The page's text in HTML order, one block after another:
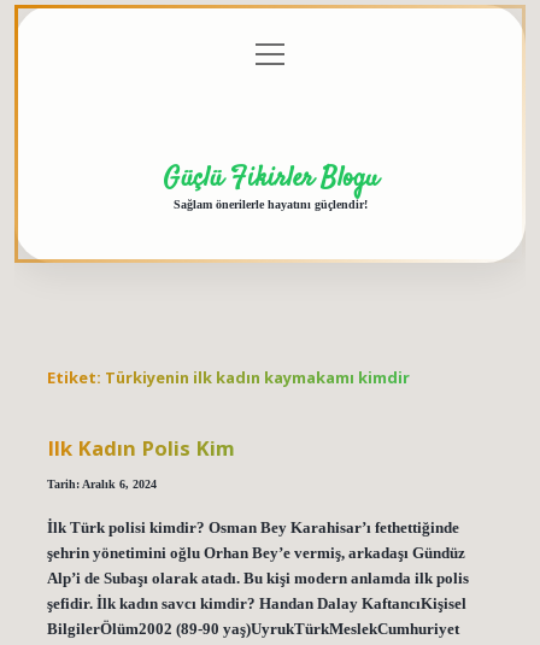
menüyü
aç
Güçlü Fikirler Blogu
Sağlam önerilerle hayatını güçlendir!
Etiket: Türkiyenin ilk kadın kaymakamı kimdir
Ilk Kadın Polis Kim
Tarih: Aralık 6, 2024
İlk Türk polisi kimdir? Osman Bey Karahisar’ı fethettiğinde
şehrin yönetimini oğlu Orhan Bey’e vermiş, arkadaşı Gündüz
Alp’i de Subaşı olarak atadı. Bu kişi modern anlamda ilk polis
şefidir. İlk kadın savcı kimdir? Handan Dalay KaftancıKişisel
BilgilerÖlüm2002 (89-90 yaş)UyrukTürkMeslekCumhuriyet